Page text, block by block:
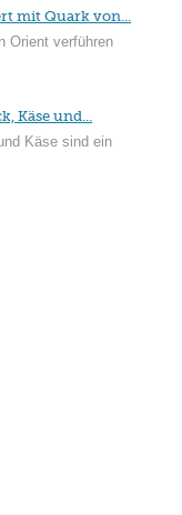
mit Quark von...
Orient verführen
Käse und...
Käse sind ein